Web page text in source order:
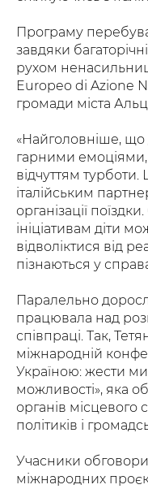
Програму
завдяки
рухом
Europeo di Azione
громади міста
«Найголовніше, що
гарними
відчуттям
італійським
організації
ініціативам діти
відволіктися від
пізнаються у
Паралельно
працювала над
співпраці. Так,
міжнародній
Україною: жести
можливості», яка
органів місцевого
політиків і
Учасники
міжнародних